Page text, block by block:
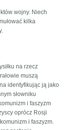
wojny. Niech
kilka
na rzecz
muszą
identyfikując ją jako
słowniku
i faszyzm
oprócz Rosji
i faszyzm.